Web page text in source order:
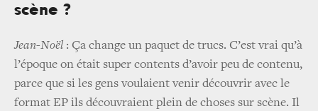
scène ?
Jean-Noël : Ça change un paquet de trucs. C’est vrai qu’à
l’époque on était super contents d’avoir peu de contenu,
parce que si les gens voulaient venir découvrir avec le
format EP ils découvraient plein de choses sur scène. Il